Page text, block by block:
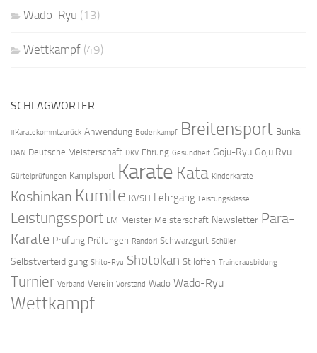
Wado-Ryu (13)
Wettkampf (49)
SCHLAGWÖRTER
#Karatekommtzurück Anwendung Bodenkampf Breitensport Bunkai
DAN Deutsche Meisterschaft DKV Ehrung Gesundheit Goju-Ryu Goju Ryu
Gürtelprüfungen Kampfsport Karate Kata Kinderkarate
Koshinkan Kumite KVSH Lehrgang Leistungsklasse
Leistungssport LM Meister Meisterschaft Newsletter Para-
Karate Prüfung Prüfungen Randori Schwarzgurt Schüler
Selbstverteidigung Shito-Ryu Shotokan Stiloffen Trainerausbildung
Turnier Verband Verein Vorstand Wado Wado-Ryu
Wettkampf